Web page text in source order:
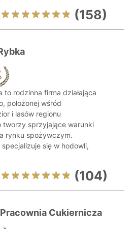
(158)
to rodzinna firma działająca
położonej wśród
i lasów regionu
tworzy sprzyjające warunki
rynku spożywczym.
się w hodowli,
(104)
Cukiernicza